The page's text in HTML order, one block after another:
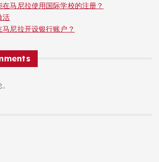
马尼拉使用国际学校的注册？
活
尼拉开设银行账户？